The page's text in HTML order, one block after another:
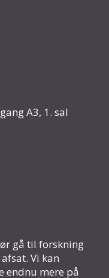
A3, 1. sal
gå til forskning
Vi kan
endnu mere på